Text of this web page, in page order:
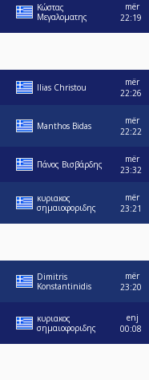
Κώστας
Μεγαλοματης
mër
22:19
Ilias Christou
mër
22:26
Manthos Bidas
mër
22:22
Πάνος Βισβάρδης
mër
23:32
κυριακος
σημαιοφοριδης
mër
23:21
Dimitris
Konstantinidis
mër
23:20
κυριακος
σημαιοφοριδης
enj
00:08